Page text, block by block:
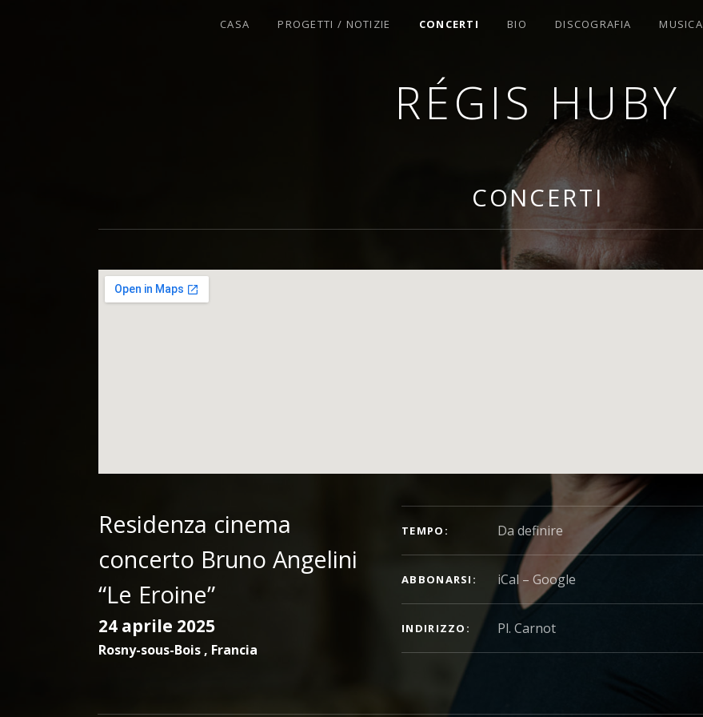
RÉGIS HUBY
CASA PROGETTI / NOTIZIE CONCERTI BIO DISCOGRAFIA MUSICA
CONCERTI
Residenza cinema
concerto Bruno Angelini
“Le Eroine”
24 aprile 2025
Rosny-sous-Bois , Francia
DETTAGLI DEL CONCERTO
TEMPO Da definire
ABBONARSI iCal Google
INDIRIZZO